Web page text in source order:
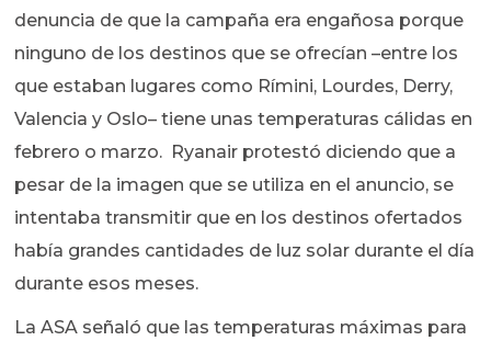
denuncia de que la campaña era engañosa porque
ninguno de los destinos que se ofrecían –entre los
que estaban lugares como Rímini, Lourdes, Derry,
Valencia y Oslo– tiene unas temperaturas cálidas en
febrero o marzo. Ryanair protestó diciendo que a
pesar de la imagen que se utiliza en el anuncio, se
intentaba transmitir que en los destinos ofertados
había grandes cantidades de luz solar durante el día
durante esos meses.
La ASA señaló que las temperaturas máximas para